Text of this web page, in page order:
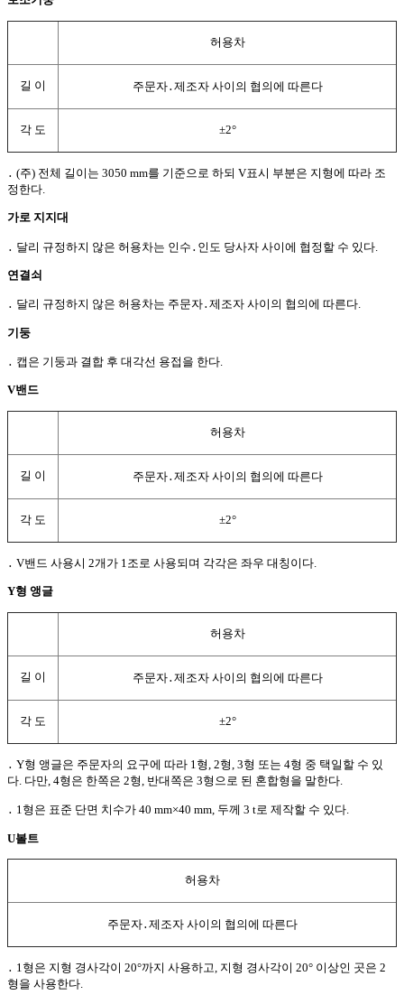
허용차
길 이 주문자․ 제조자 사이의 협의에 따른다
각 도 ±2°
․ (주) 전체 길이는 3050 mm를 기준으로 하되 V표시 부분은 지형에 따라 조
정한다.
가로 지지대
․ 달리 규정하지 않은 허용차는 인수 ․ 인도 당사자 사이에 협정할 수 있다.
연결쇠
․ 달리 규정하지 않은 허용차는 주문자․ 제조자 사이의 협의에 따른다.
기둥
․ 캡은 기둥과 결합 후 대각선 용접을 한다.
V밴드
허용차
길 이 주문자․ 제조자 사이의 협의에 따른다
각 도 ±2°
․ V밴드 사용시 2개가 1조로 사용되며 각각은 좌우 대칭이다.
Y형 앵글
허용차
길 이 주문자․ 제조자 사이의 협의에 따른다
각 도 ±2°
․ Y형 앵글은 주문자의 요구에 따라 1형, 2형, 3형 또는 4형 중 택일할 수 있
다. 다만, 4형은 한쪽은 2형, 반대쪽은 3형으로 된 혼합형을 말한다.
․ 1형은 표준 단면 치수가 40 mm×40 mm, 두께 3 t로 제작할 수 있다.
U볼트
허용차
주문자․ 제조자 사이의 협의에 따른다
․ 1형은 지형 경사각이 20°까지 사용하고, 지형 경사각이 20° 이상인 곳은 2
형을 사용한다.